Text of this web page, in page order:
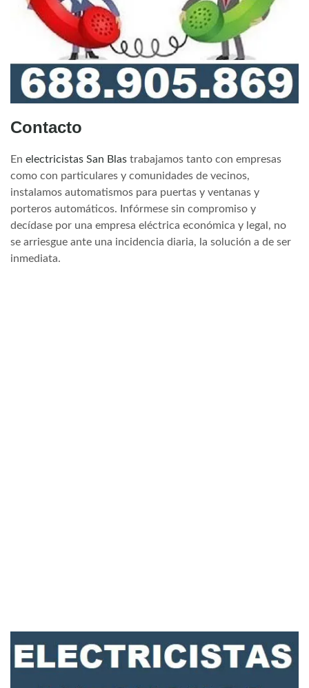
Contacto
En electricistas San Blas trabajamos tanto con empresas
como con particulares y comunidades de vecinos,
instalamos automatismos para puertas y ventanas y
porteros automáticos. Infórmese sin compromiso y
decídase por una empresa eléctrica económica y legal, no
se arriesgue ante una incidencia diaria, la solución a de ser
inmediata.